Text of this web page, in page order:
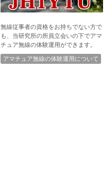
無線従事者の資格をお持ちでない方で
も、当研究所の所員立会いの下でアマ
チュア無線の体験運用ができます。
アマチュア無線の体験運用について